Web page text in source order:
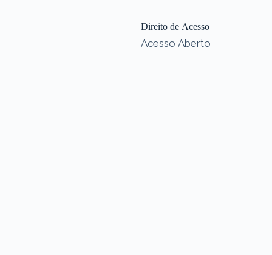
Direito de Acesso
Acesso Aberto